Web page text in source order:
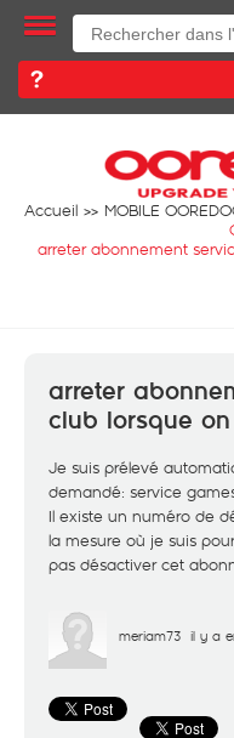
Accueil
MOBILE
arreter abonnement
arreter
club lorsque
Je suis prélevé
demandé: service
Il existe un numéro de
la mesure où je suis
pas désactiver cet
meriam73 il y a